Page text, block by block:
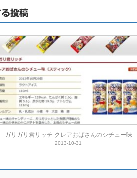
る投稿
ガリガリ君リッチ クレアおばさんのシチュー味
2013-10-31